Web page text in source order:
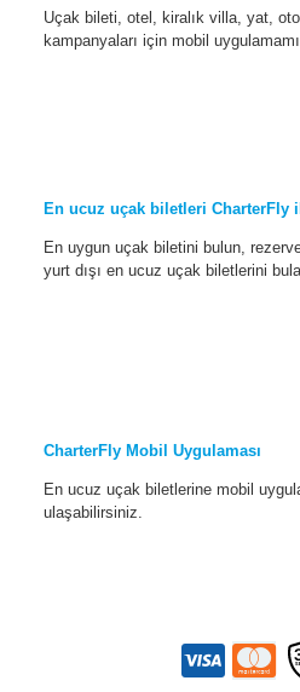
Uçak bileti, otel, kiralık villa, yat,
kampanyaları için mobil
En ucuz uçak biletleri CharterFly
En uygun uçak biletini bulun,
yurt dışı en ucuz uçak biletlerini
CharterFly Mobil Uygulaması
En ucuz uçak biletlerine mobil
ulaşabilirsiniz.